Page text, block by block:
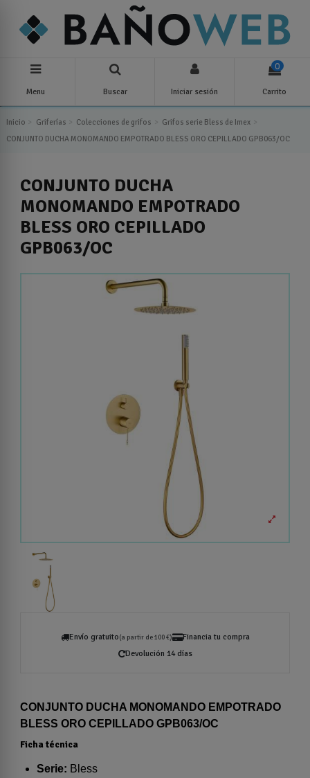
Menu Buscar Iniciar sesión
0
Carrito
Inicio Griferías Colecciones de grifos
Grifos serie Bless de Imex
CONJUNTO DUCHA MONOMANDO EMPOTRADO BLESS ORO CEPILLADO GPB063/OC
CONJUNTO DUCHA
MONOMANDO EMPOTRADO
BLESS ORO CEPILLADO
GPB063/OC
Envío gratuito(a partir de 100 €)
Financia tu compra
Devolución 14 días
CONJUNTO DUCHA MONOMANDO EMPOTRADO
BLESS ORO CEPILLADO GPB063/OC
Ficha técnica
Serie: Bless